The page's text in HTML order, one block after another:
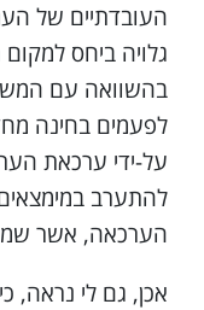
העובדתיים של
גלויה ביחס
בהשוואה עם
לפעמים בחינה
על-ידי ערכאת
להתערב
הערכאה, אשר
אכן, גם לי נראה,